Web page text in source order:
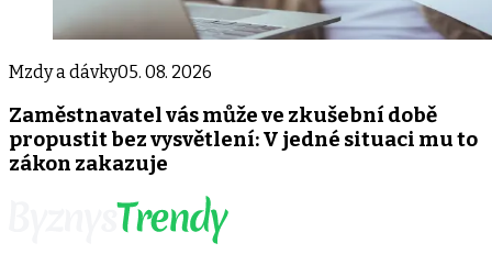
Mzdy a dávky05. 08. 2026
Zaměstnavatel vás může ve zkušební době
propustit bez vysvětlení: V jedné situaci mu to
zákon zakazuje